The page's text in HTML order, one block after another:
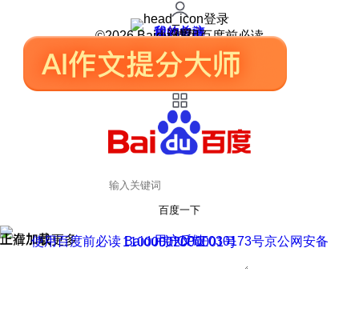
登录
我的关注
我的收藏
皮肤中心
用户反馈
设置
©2026 Baidu 使用百度前必读
百度一下
正在加载
上滑加载更多 用户反馈
使用百度前必读 Baidu 京ICP证030173号
京公网安备11000002000001号